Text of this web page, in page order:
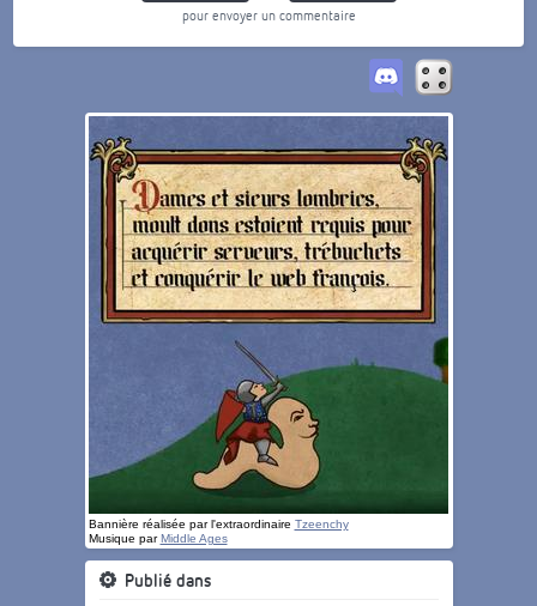
pour envoyer un commentaire
Bannière réalisée par l'extraordinaire Tzeenchy
Musique par Middle Ages
Publié dans